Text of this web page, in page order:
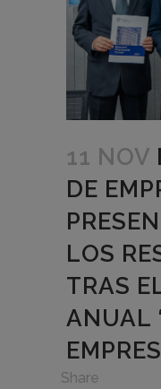
11 NOV
DE
LOS
TRAS
ANUAL
Share